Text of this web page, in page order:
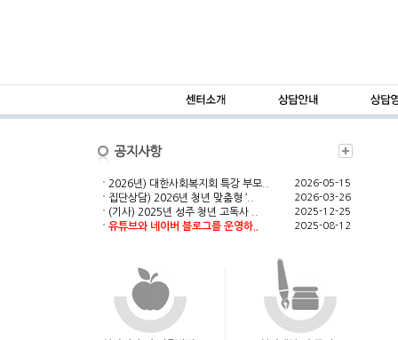
2026년) 대한사회복지회 특강 부모.. 2026-05-15
집단상담) 2026년 청년 맞춤형 ‘.. 2026-03-26
(기사) 2025년 성주 청년 고독사 .. 2025-12-25
유튜브와 네이버 블로그를 운영하.. 2025-08-12